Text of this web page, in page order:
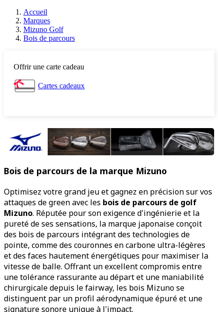
Accueil
Marques
Mizuno Golf
Bois de parcours
Offrir une carte cadeau
Cartes cadeaux
Bois de parcours de la marque Mizuno
Optimisez votre grand jeu et gagnez en précision sur vos
attaques de green avec les bois de parcours de golf
Mizuno. Réputée pour son exigence d'ingénierie et la
pureté de ses sensations, la marque japonaise conçoit
des bois de parcours intégrant des technologies de
pointe, comme des couronnes en carbone ultra-légères
et des faces hautement énergétiques pour maximiser la
vitesse de balle. Offrant un excellent compromis entre
une tolérance rassurante au départ et une maniabilité
chirurgicale depuis le fairway, les bois Mizuno se
distinguent par un profil aérodynamique épuré et une
signature sonore unique à l'impact.